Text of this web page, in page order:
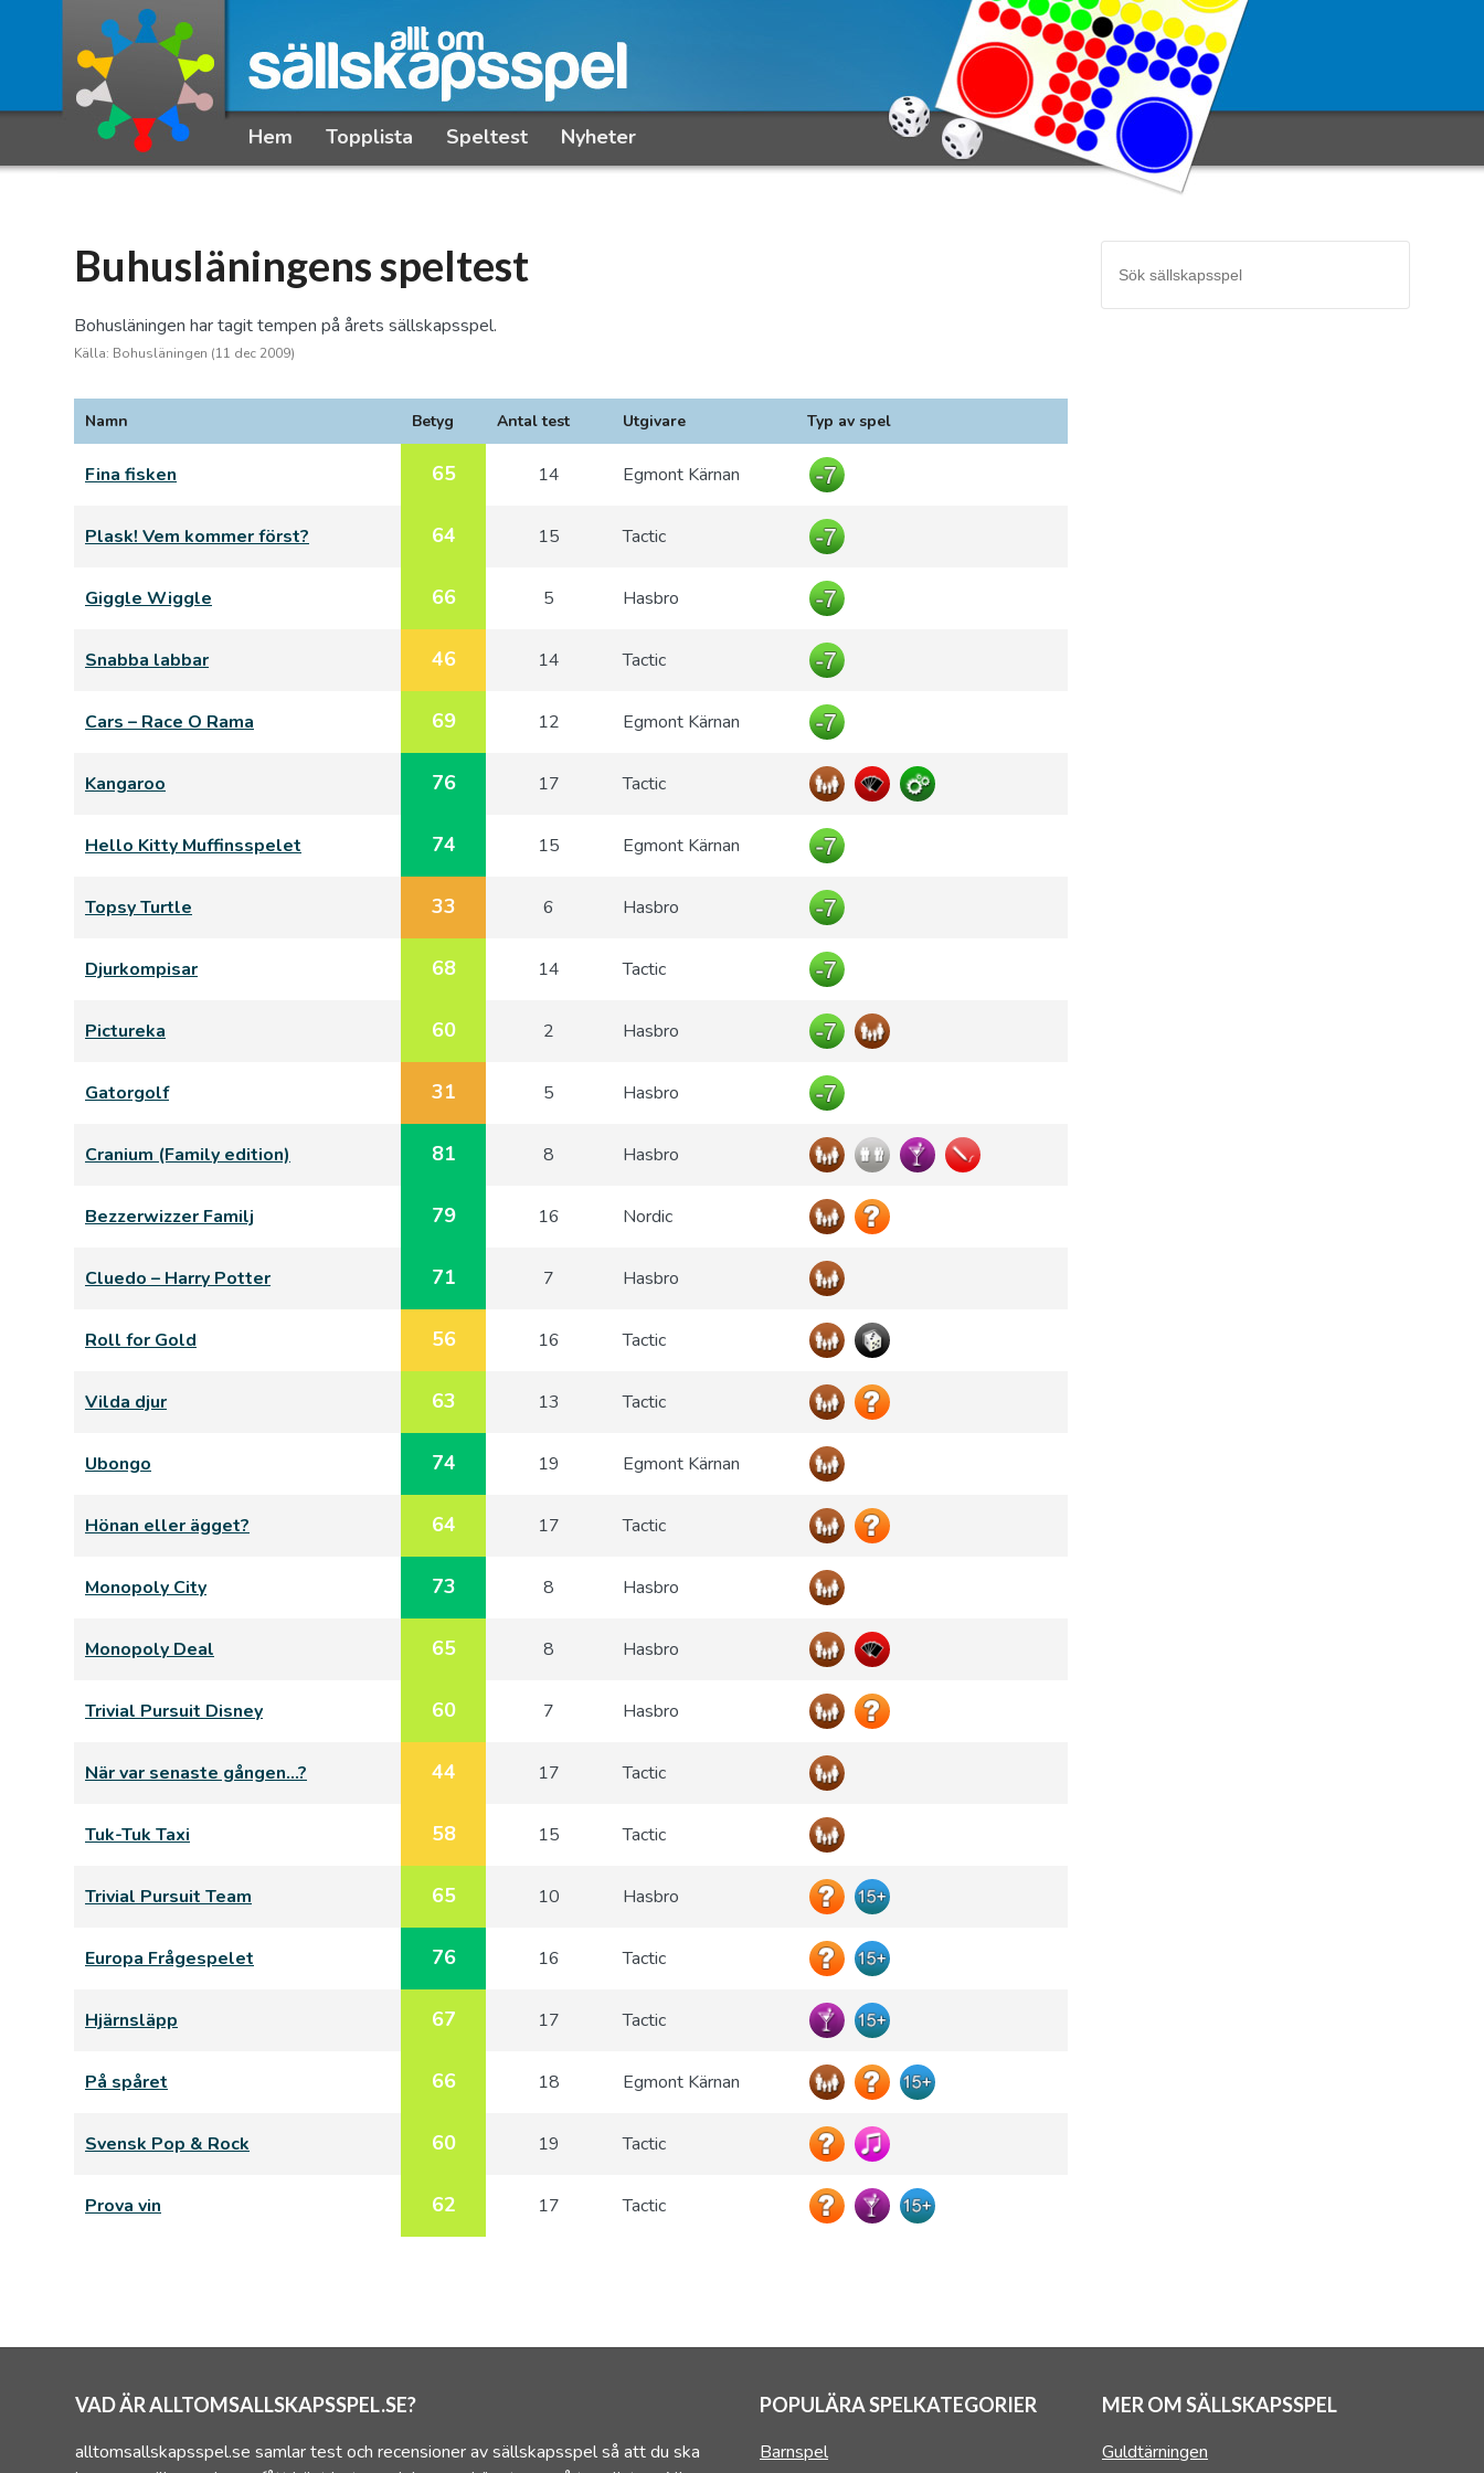
Hem Topplista Speltest Nyheter
Buhusläningens speltest
Bohusläningen har tagit tempen på årets sällskapsspel.
Källa: Bohusläningen (11 dec 2009)
Namn Betyg Antal test Utgivare Typ av spel
Fina fisken 65 14 Egmont Kärnan
Plask! Vem kommer först? 64 15 Tactic
Giggle Wiggle 66 5 Hasbro
Snabba labbar 46 14 Tactic
Cars – Race O Rama 69 12 Egmont Kärnan
Kangaroo 76 17 Tactic
Hello Kitty Muffinsspelet 74 15 Egmont Kärnan
Topsy Turtle 33 6 Hasbro
Djurkompisar 68 14 Tactic
Pictureka 60 2 Hasbro
Gatorgolf 31 5 Hasbro
Cranium (Family edition) 81 8 Hasbro
Bezzerwizzer Familj 79 16 Nordic
Cluedo – Harry Potter 71 7 Hasbro
Roll for Gold 56 16 Tactic
Vilda djur 63 13 Tactic
Ubongo 74 19 Egmont Kärnan
Hönan eller ägget? 64 17 Tactic
Monopoly City 73 8 Hasbro
Monopoly Deal 65 8 Hasbro
Trivial Pursuit Disney 60 7 Hasbro
När var senaste gången…? 44 17 Tactic
Tuk-Tuk Taxi 58 15 Tactic
Trivial Pursuit Team 65 10 Hasbro
Europa Frågespelet 76 16 Tactic
Hjärnsläpp 67 17 Tactic
På spåret 66 18 Egmont Kärnan
Svensk Pop & Rock 60 19 Tactic
Prova vin 62 17 Tactic
VAD ÄR ALLTOMSALLSKAPSSPEL.SE?
alltomsallskapsspel.se samlar test och recensioner av sällskapsspel så att du ska
POPULÄRA SPELKATEGORIER
Barnspel
MER OM SÄLLSKAPSSPEL
Guldtärningen